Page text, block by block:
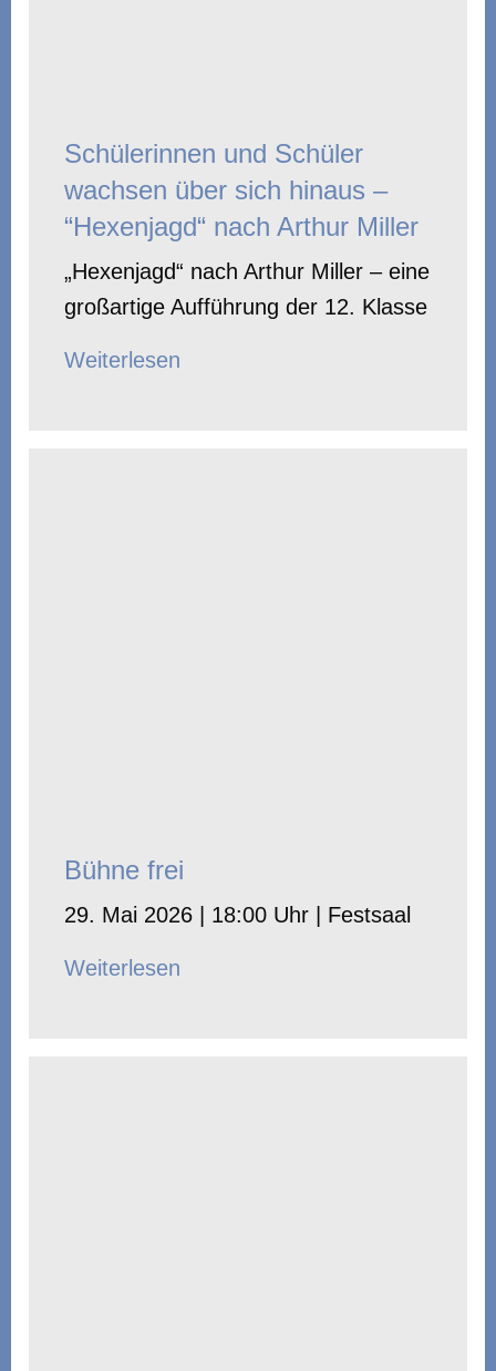
Schülerinnen und Schüler
wachsen über sich hinaus –
“Hexenjagd“ nach Arthur Miller
„Hexenjagd“ nach Arthur Miller – eine
großartige Aufführung der 12. Klasse
Weiterlesen
Bühne frei
29. Mai 2026 | 18:00 Uhr | Festsaal
Weiterlesen